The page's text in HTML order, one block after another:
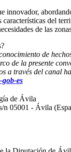
innovador,
características del
de las
de
de la presente
a través del canal
gob-es
de Ávila
n 05001 - Ávila